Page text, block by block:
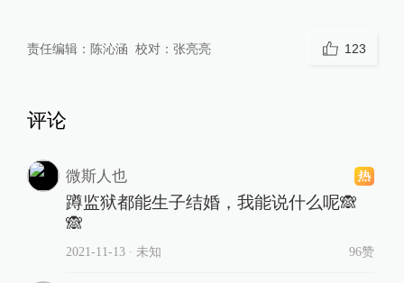
责任编辑： 陈沁涵 校对： 张亮亮 123
评论
微斯人也
蹲监狱都能生子结婚，我能说什么呢🙈
🙈
2021-11-13∙ 未知 96赞